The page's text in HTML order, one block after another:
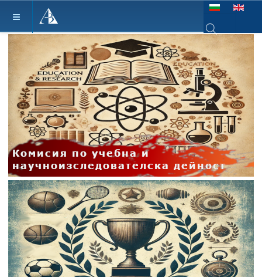
Изберете език
Type 2 or more